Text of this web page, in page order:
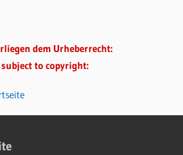
dem Urheberrecht:
to copyright: